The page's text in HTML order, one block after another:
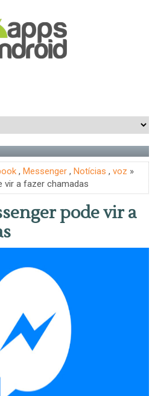
, Messenger , Notícias , voz »
vir a fazer chamadas
pode vir a